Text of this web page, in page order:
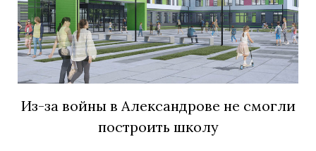
Из-за войны в Александрове не смогли
построить школу